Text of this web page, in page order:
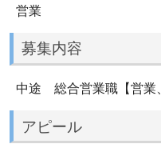
営業
募集内容
中途 総合営業職【営業
アピール